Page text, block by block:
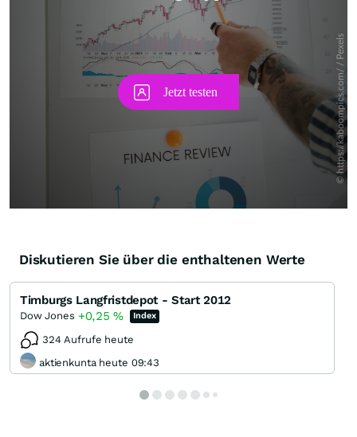
Diskutieren Sie über die enthaltenen Werte
Timburgs Langfristdepot - Start 2012
Dow Jones +0,25% Index
324 Aufrufe heute
aktienkunta heute 09:43